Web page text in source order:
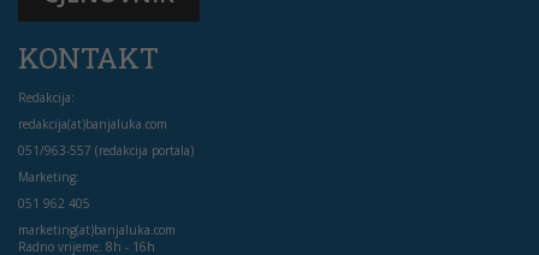
KONTAKT
Redakcija:
redakcija(at)banjaluka.com
051/963-557 (redakcija portala)
Marketing:
051 962 405
marketing(at)banjaluka.com
Radno vrijeme: 8h - 16h